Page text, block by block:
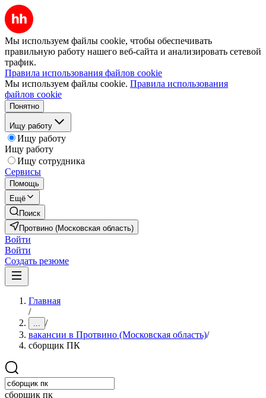
Мы используем файлы cookie, чтобы обеспечивать
правильную работу нашего веб-сайта и анализировать сетевой
трафик.
Правила использования файлов cookie
Мы используем файлы cookie. Правила использования
файлов cookie
Понятно
Ищу работу
Ищу работу
Ищу работу
Ищу сотрудника
Сервисы
Помощь
Ещё
Поиск
Протвино (Московская область)
Войти
Войти
Создать резюме
Главная
/
... /
вакансии в Протвино (Московская область)/
сборщик ПК
сборщик пк